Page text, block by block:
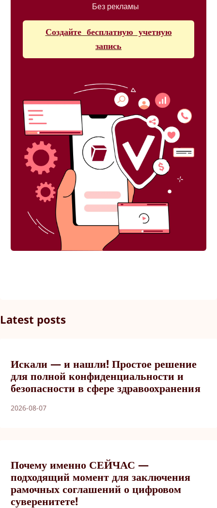
Без рекламы
Создайте бесплатную учетную
запись
Latest posts
Искали — и нашли! Простое решение
для полной конфиденциальности и
безопасности в сфере здравоохранения
2026-08-07
Почему именно СЕЙЧАС —
подходящий момент для заключения
рамочных соглашений о цифровом
суверенитете!